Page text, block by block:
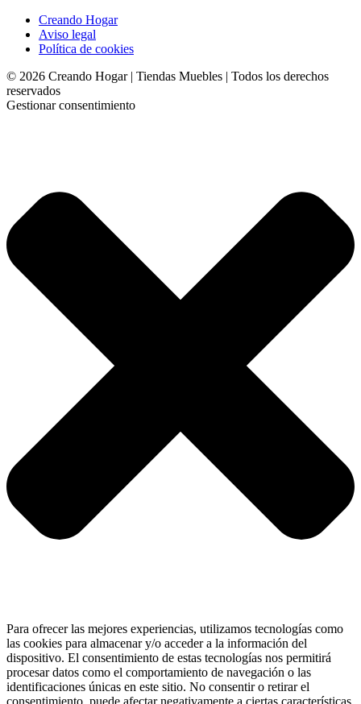
Creando Hogar
Aviso legal
Política de cookies
© 2026 Creando Hogar | Tiendas Muebles | Todos los derechos
reservados
Gestionar consentimiento
Para ofrecer las mejores experiencias, utilizamos tecnologías como
las cookies para almacenar y/o acceder a la información del
dispositivo. El consentimiento de estas tecnologías nos permitirá
procesar datos como el comportamiento de navegación o las
identificaciones únicas en este sitio. No consentir o retirar el
consentimiento, puede afectar negativamente a ciertas características